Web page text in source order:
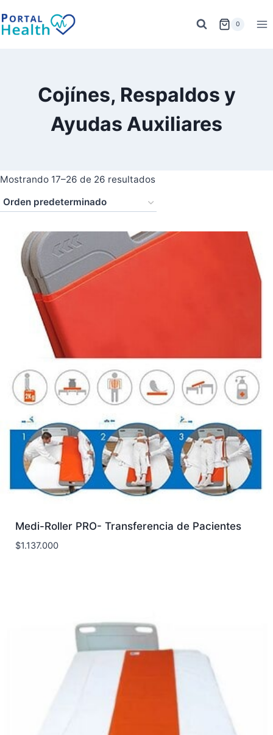
al
0
Cojínes, Respaldos y
Ayudas Auxiliares
Mostrando 17–26 de 26 resultados
Medi-Roller PRO- Transferencia de Pacientes
$1.137.000